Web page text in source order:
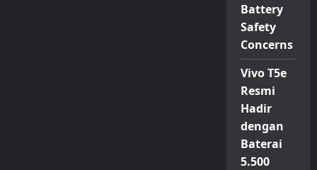
Battery
Safety
Concerns
Vivo T5e
Resmi
Hadir
dengan
Baterai
5.500